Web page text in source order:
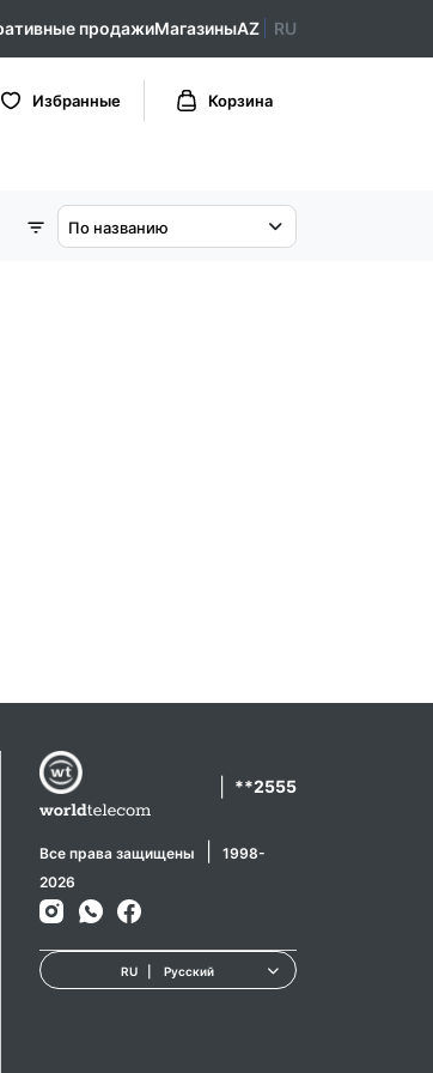
продажиМагазиныAZ RU
Избранные Корзина
По названию
**2555
Все права защищены
1998-
2026
RU Русский